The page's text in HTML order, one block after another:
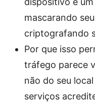
mascarando
criptografando
Por que isso
tráfego parece
não do seu
serviços